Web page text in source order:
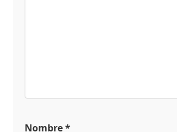
Nombre*